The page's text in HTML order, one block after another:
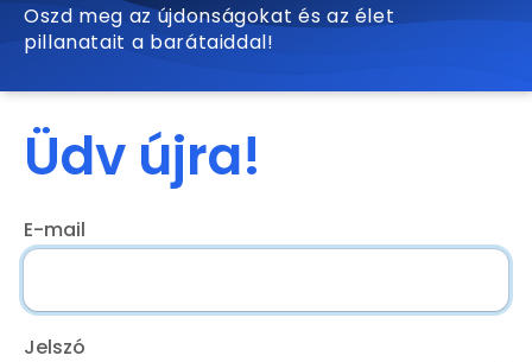
Oszd meg az újdonságokat és az élet
pillanatait a barátaiddal!
Üdv újra!
E-mail
Jelszó